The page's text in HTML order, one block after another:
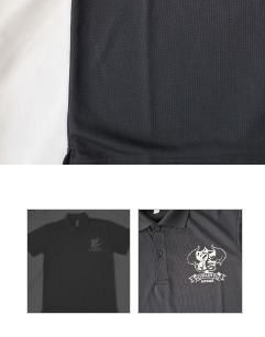
その他グッズ（バ
マスク等）
護衛艦